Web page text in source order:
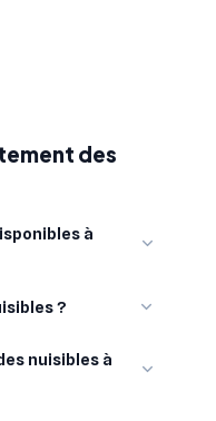
des
à
?
nuisibles à